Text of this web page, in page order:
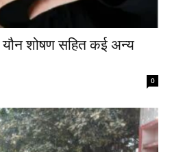
यौन शोषण सहित कई अन्य
0